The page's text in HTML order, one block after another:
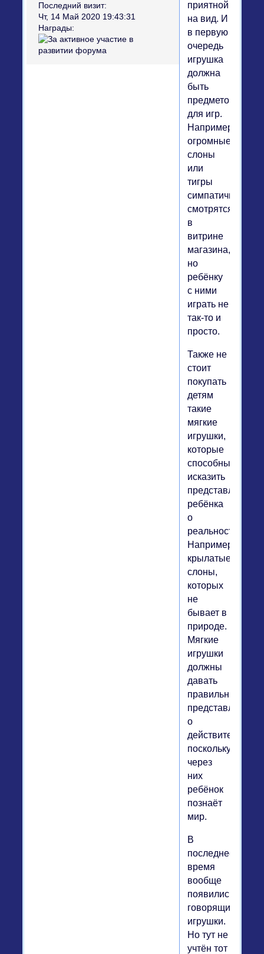
Последний визит:
Чт, 14 Май 2020 19:43:31
Награды:
приятной
на вид. И
в первую
очередь
игрушка
должна
быть
предметом
для игр.
Например,
огромные
слоны
или
тигры
симпатично
смотрятся
в
витрине
магазина,
но
ребёнку
с ними
играть не
так-то и
просто.
Также не
стоит
покупать
детям
такие
мягкие
игрушки,
которые
способны
исказить
представления
ребёнка
о
реальности.
Например,
крылатые
слоны,
которых
не
бывает в
природе.
Мягкие
игрушки
должны
давать
правильные
представления
о
поскольку
через
них
ребёнок
познаёт
мир.
В
последнее
время
вообще
появились
говорящие
игрушки.
Но тут не
учтён тот